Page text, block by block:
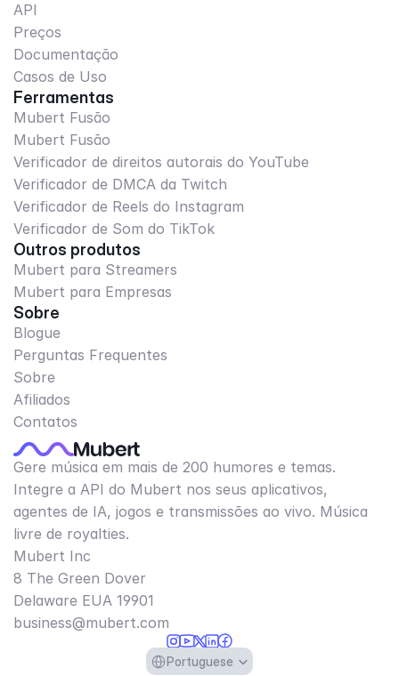
API
Preços
Documentação
Casos de Uso
Ferramentas
Mubert Fusão
Mubert Fusão
Verificador de direitos autorais do YouTube
Verificador de DMCA da Twitch
Verificador de Reels do Instagram
Verificador de Som do TikTok
Outros produtos
Mubert para Streamers
Mubert para Empresas
Sobre
Blogue
Perguntas Frequentes
Sobre
Afiliados
Contatos
Gere música em mais de 200 humores e temas.
Integre a API do Mubert nos seus aplicativos,
agentes de IA, jogos e transmissões ao vivo. Música
livre de royalties.
Mubert Inc
8 The Green Dover
Delaware EUA 19901​
business@mubert.com
Select Language
Portuguese